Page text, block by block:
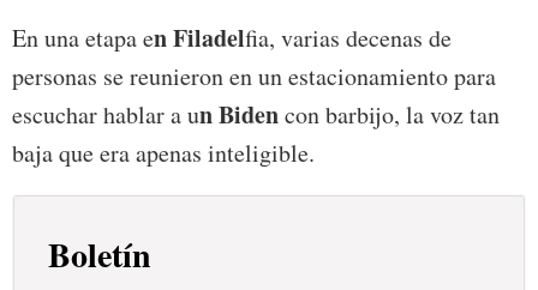
En una etapa en Filadelfia, varias decenas de
personas se reunieron en un estacionamiento para
escuchar hablar a un Bidencon barbijo, la voz tan
baja que era apenas inteligible.
Boletín